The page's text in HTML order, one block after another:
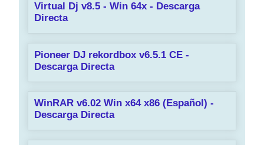
Virtual Dj v8.5 - Win 64x - Descarga
Directa
Pioneer DJ rekordbox v6.5.1 CE -
Descarga Directa
WinRAR v6.02 Win x64 x86 (Español) -
Descarga Directa